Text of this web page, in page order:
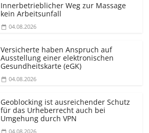
Innerbetrieblicher Weg zur Massage
kein Arbeitsunfall
04.08.2026
Versicherte haben Anspruch auf
Ausstellung einer elektronischen
Gesundheitskarte (eGK)
04.08.2026
Geoblocking ist ausreichender Schutz
für das Urheberrecht auch bei
Umgehung durch VPN
04.08.2026